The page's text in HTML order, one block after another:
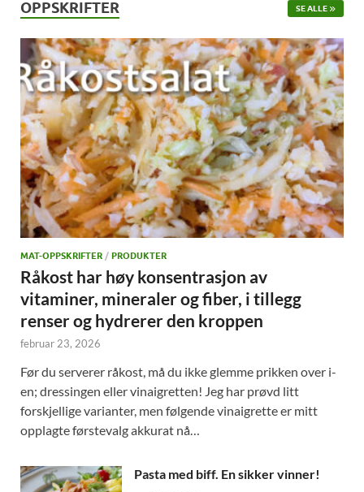
OPPSKRIFTER SE ALLE
MAT-OPPSKRIFTER / PRODUKTER
Råkost har høy konsentrasjon av
vitaminer, mineraler og fiber, i tillegg
renser og hydrerer den kroppen
februar 23, 2026
Før du serverer råkost, må du ikke glemme prikken over i-
en; dressingen eller vinaigretten! Jeg har prøvd litt
forskjellige varianter, men følgende vinaigrette er mitt
opplagte førstevalg akkurat nå…
Pasta med biff. En sikker vinner!